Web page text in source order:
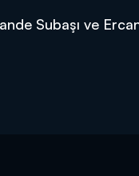
Subaşı ve